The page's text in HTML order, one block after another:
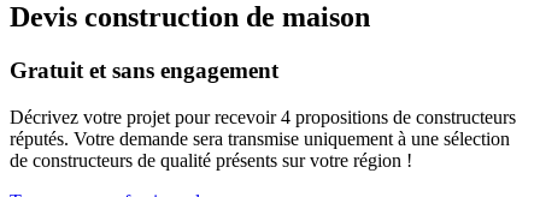
Devis construction de maison
Gratuit et sans engagement
Décrivez votre projet pour recevoir 4 propositions de constructeurs
réputés. Votre demande sera transmise uniquement à une sélection
de constructeurs de qualité présents sur votre région !